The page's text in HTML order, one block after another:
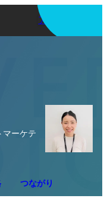
アプリを使う
マーケテ
つながり